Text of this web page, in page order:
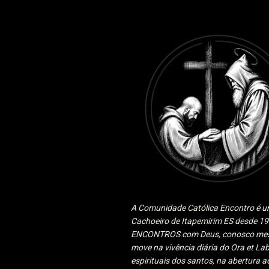
A Comunidade Católica Encontro é
Cachoeiro de Itapemirim ES desde
ENCONTROS com Deus, conosco
move na vivência diária do Ora et
espirituais dos santos, na abertura